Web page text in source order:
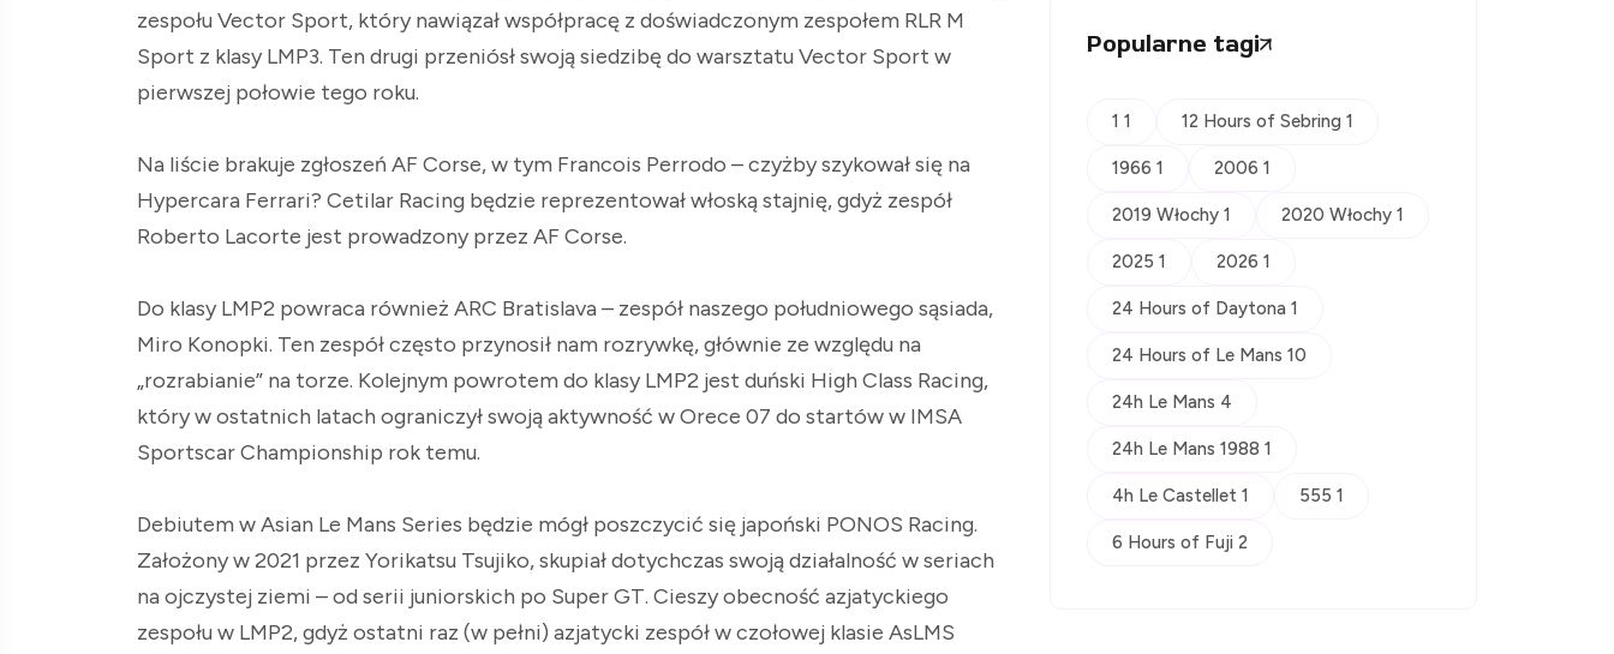
zespołu Vector Sport, który nawiązał współpracę z doświadczonym zespołem RLR M
Sport z klasy LMP3. Ten drugi przeniósł swoją siedzibę do warsztatu Vector Sport w
pierwszej połowie tego roku.
Na liście brakuje zgłoszeń AF Corse, w tym Francois Perrodo – czyżby szykował się na
Hypercara Ferrari? Cetilar Racing będzie reprezentował włoską stajnię, gdyż zespół
Roberto Lacorte jest prowadzony przez AF Corse.
Do klasy LMP2 powraca również ARC Bratislava – zespół naszego południowego sąsiada,
Miro Konopki. Ten zespół często przynosił nam rozrywkę, głównie ze względu na
„rozrabianie” na torze. Kolejnym powrotem do klasy LMP2 jest duński High Class Racing,
który w ostatnich latach ograniczył swoją aktywność w Orece 07 do startów w IMSA
Sportscar Championship rok temu.
Debiutem w Asian Le Mans Series będzie mógł poszczycić się japoński PONOS Racing.
Założony w 2021 przez Yorikatsu Tsujiko, skupiał dotychczas swoją działalność w seriach
na ojczystej ziemi – od serii juniorskich po Super GT. Cieszy obecność azjatyckiego
zespołu w LMP2, gdyż ostatni raz (w pełni) azjatycki zespół w czołowej klasie AsLMS
Popularne tagi
1 1 12 Hours of Sebring 1
1966 1 2006 1
2019 Włochy 1 2020 Włochy 1
2025 1 2026 1
24 Hours of Daytona 1
24 Hours of Le Mans 10
24h Le Mans 4
24h Le Mans 1988 1
4h Le Castellet 1 555 1
6 Hours of Fuji 2